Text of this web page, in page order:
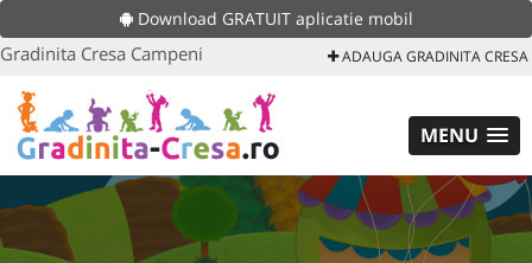
Download GRATUIT aplicatie mobil
Gradinita Cresa Campeni ADAUGA GRADINITA CRESA
MENU